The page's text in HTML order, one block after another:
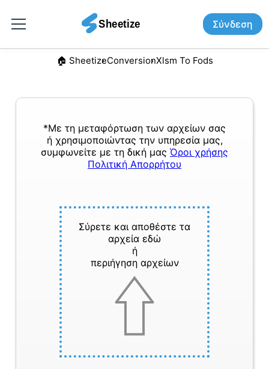
Σύνδεση
🏠︎ SheetizeConversionXlsm To Fods
*Με τη μεταφόρτωση των αρχείων σας
ή χρησιμοποιώντας την υπηρεσία μας,
συμφωνείτε με τη δική μας Όροι χρήσης
Πολιτική Απορρήτου
Σύρετε και αποθέστε τα
αρχεία εδώ
ή
περιήγηση αρχείων